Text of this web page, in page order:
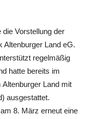
Vorstellung der
Altenburger Land eG.
regelmäßig
hatte bereits im
Land mit
ausgestattet.
8. März erneut eine